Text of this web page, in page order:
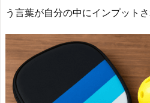
う言葉が自分の中にインプットさ